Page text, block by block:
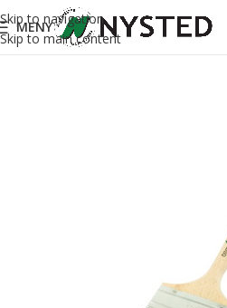
Skip to navigation
Skip to main content
MENY